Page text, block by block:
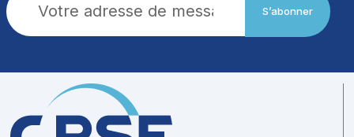
S’abonner